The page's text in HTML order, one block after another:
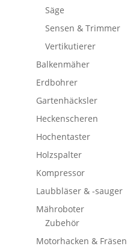
Säge
Sensen & Trimmer
Vertikutierer
Balkenmäher
Erdbohrer
Gartenhäcksler
Heckenscheren
Hochentaster
Holzspalter
Kompressor
Laubbläser & -sauger
Mähroboter
Zubehör
Motorhacken & Fräsen